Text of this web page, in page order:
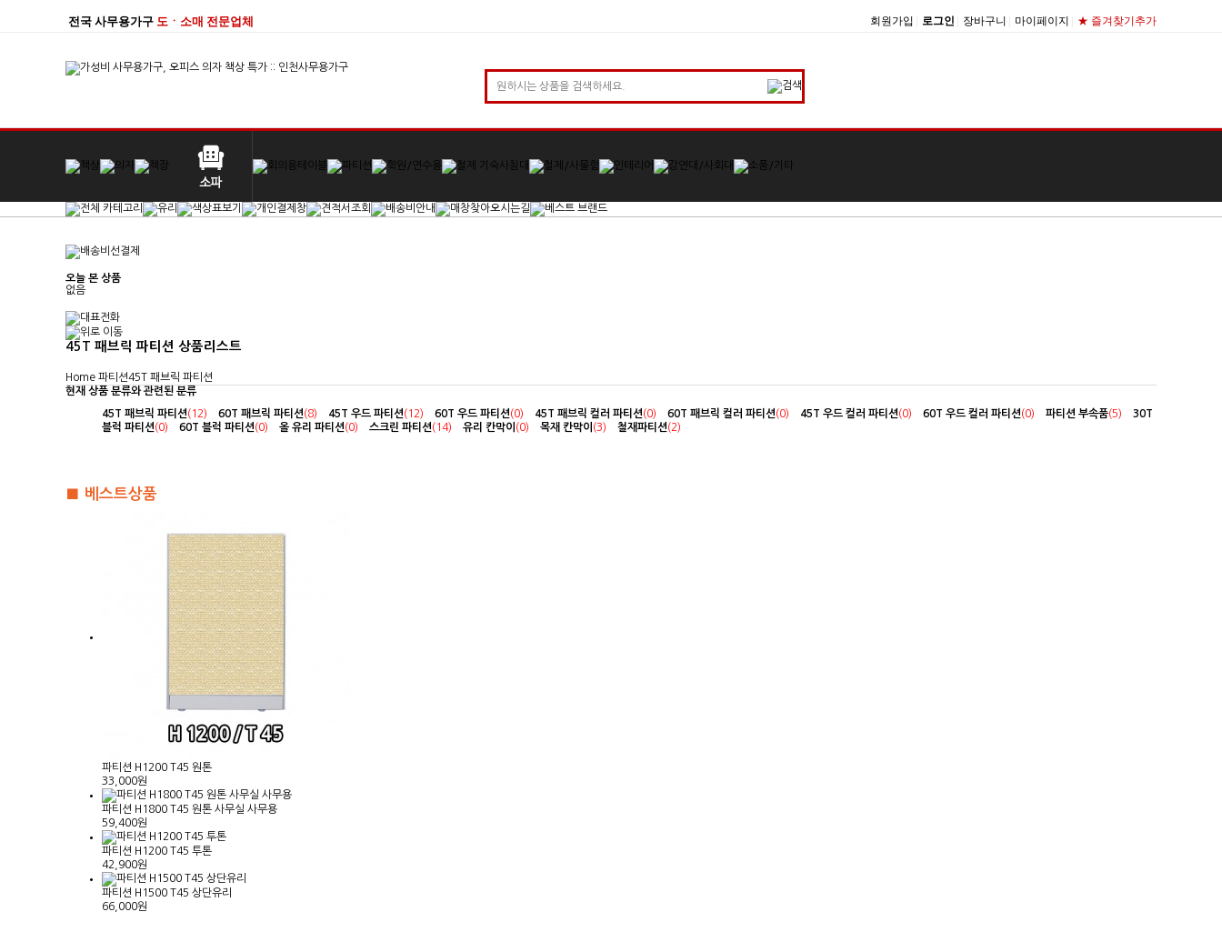
전국 사무용가구 도ㆍ소매 전문업체 회원가입 로그인 장바구니 마이페이지 ★ 즐겨찾기추가
오늘 본 상품
없음
45T 패브릭 파티션 상품리스트
Home 파티션45T 패브릭 파티션
현재 상품 분류와 관련된 분류
45T 패브릭 파티션(12) 60T 패브릭 파티션(8) 45T 우드 파티션(12) 60T 우드 파티션(0) 45T 패브릭 컬러 파티션(0) 60T 패브릭 컬러 파티션(0) 45T 우드 컬러 파티션(0) 60T 우드 컬러 파티션(0) 파티션 부속품(5)
30T
블럭 파티션(0) 60T 블럭 파티션(0) 올 유리 파티션(0) 스크린 파티션(14) 유리 칸막이 (0) 목재 칸막이 (3) 철재파티션(2)
■ 베스트상품
파티션 H1200 T45 원톤
33,000원
파티션 H1800 T45 원톤 사무실 사무용
59,400원
파티션 H1200 T45 투톤
42,900원
파티션 H1500 T45 상단유리
66,000원